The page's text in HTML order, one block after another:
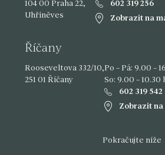
104 00 Praha 22,
Uhříněves
602 319 256
Zobrazit na
Říčany
Rooseveltova 332/10,
251 01 Říčany
Po – Pá: 9.00 –
So: 9.00 – 10.30
602 319 542
Zobrazit na
Pokračujte níže